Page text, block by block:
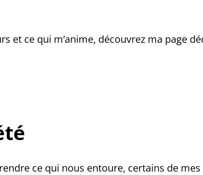
et ce qui m’anime, découvrez ma page
ce qui nous entoure, certains de